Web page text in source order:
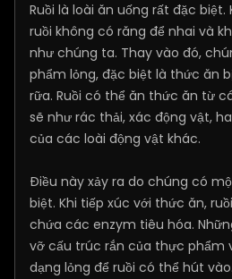
Ruồi là loài ăn uống rất đặc
ruồi không có răng để nhai và
như chúng ta. Thay vào đó,
phẩm lỏng, đặc biệt là thức ăn
rữa. Ruồi có thể ăn thức ăn từ
sẽ như rác thải, xác động vật,
của các loài động vật khác.
Điều này xảy ra do chúng có
biệt. Khi tiếp xúc với thức ăn,
chứa các enzym tiêu hóa.
vỡ cấu trúc rắn của thực phẩm
dạng lỏng để ruồi có thể hút